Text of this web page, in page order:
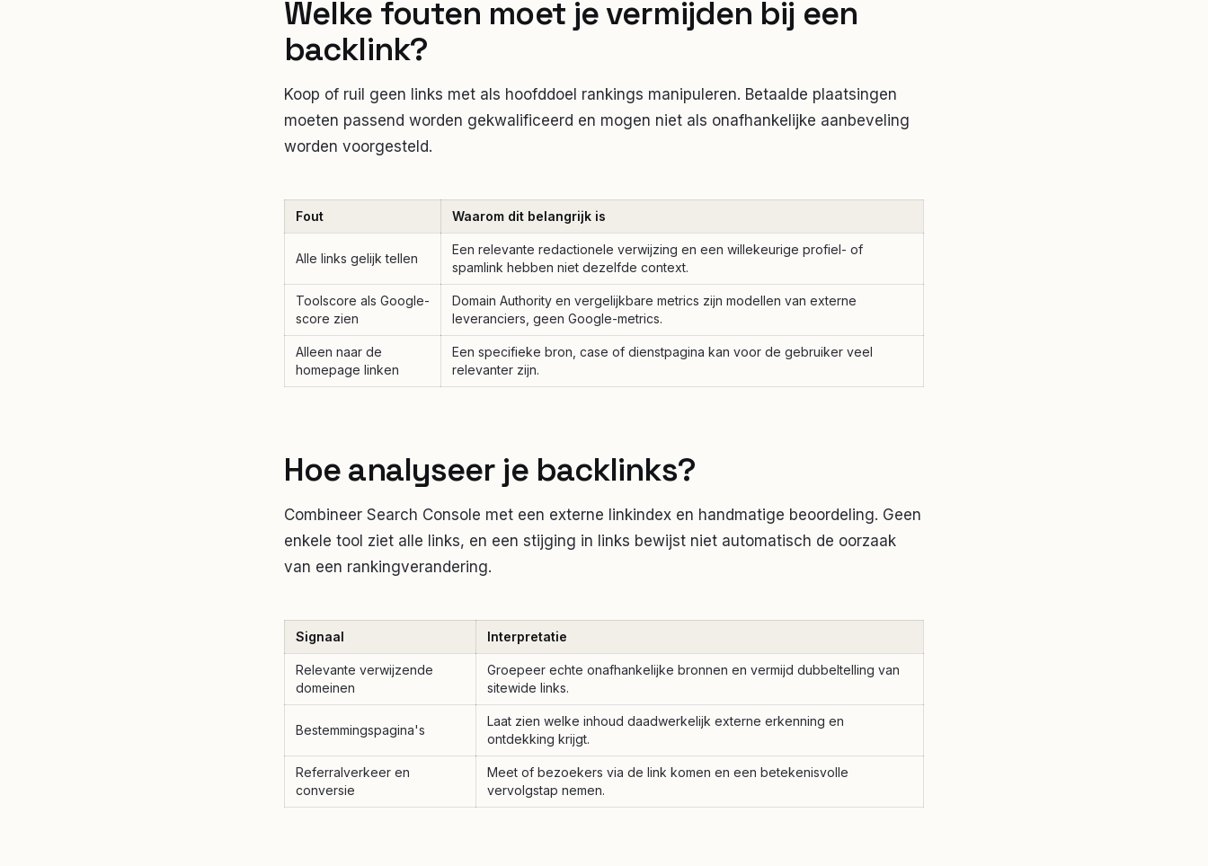
Welke fouten moet je vermijden bij een
backlink?
Koop of ruil geen links met als hoofddoel rankings manipuleren. Betaalde plaatsingen
moeten passend worden gekwalificeerd en mogen niet als onafhankelijke aanbeveling
worden voorgesteld.
Fout Waarom dit belangrijk is
Alle links gelijk tellen
Een relevante redactionele verwijzing en een willekeurige profiel- of
spamlink hebben niet dezelfde context.
Toolscore als Google-
score zien
Domain Authority en vergelijkbare metrics zijn modellen van externe
leveranciers, geen Google-metrics.
Alleen naar de
homepage linken
Een specifieke bron, case of dienstpagina kan voor de gebruiker veel
relevanter zijn.
Hoe analyseer je backlinks?
Combineer Search Console met een externe linkindex en handmatige beoordeling. Geen
enkele tool ziet alle links, en een stijging in links bewijst niet automatisch de oorzaak
van een rankingverandering.
Signaal Interpretatie
Relevante verwijzende
domeinen
Groepeer echte onafhankelijke bronnen en vermijd dubbeltelling van
sitewide links.
Bestemmingspagina's
Laat zien welke inhoud daadwerkelijk externe erkenning en
ontdekking krijgt.
Referralverkeer en
conversie
Meet of bezoekers via de link komen en een betekenisvolle
vervolgstap nemen.